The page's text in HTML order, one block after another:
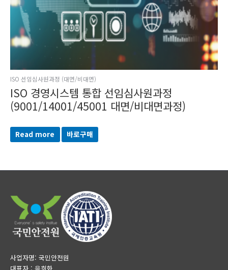
ISO 선임심사원과정 (대면/비대면)
ISO 경영시스템 통합 선임심사원과정
(9001/14001/45001 대면/비대면과정)
Read more 바로구매
사업자명: 국민안전원